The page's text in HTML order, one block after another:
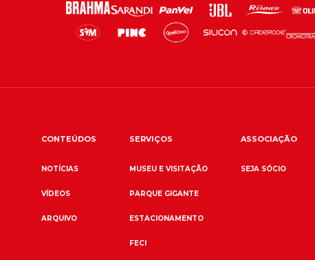
CONTEÚDOS
NOTÍCIAS
VÍDEOS
ARQUIVO
SERVIÇOS
MUSEU E VISITAÇÃO
PARQUE GIGANTE
ESTACIONAMENTO
FECI
ASSOCIAÇÃO
SEJA SÓCIO